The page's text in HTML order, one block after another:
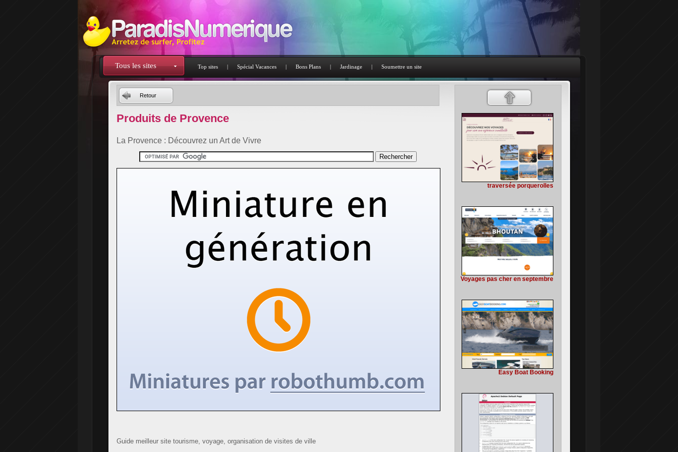
Tous les sites Top sites | Spécial Vacances | Bons Plans | Jardinage | Soumettre un site
Retour
Produits de Provence
La Provence : Découvrez un Art de Vivre
Guide meilleur site tourisme, voyage, organisation de visites de ville
traversée porquerolles
Voyages pas cher en septembre
Easy Boat Booking